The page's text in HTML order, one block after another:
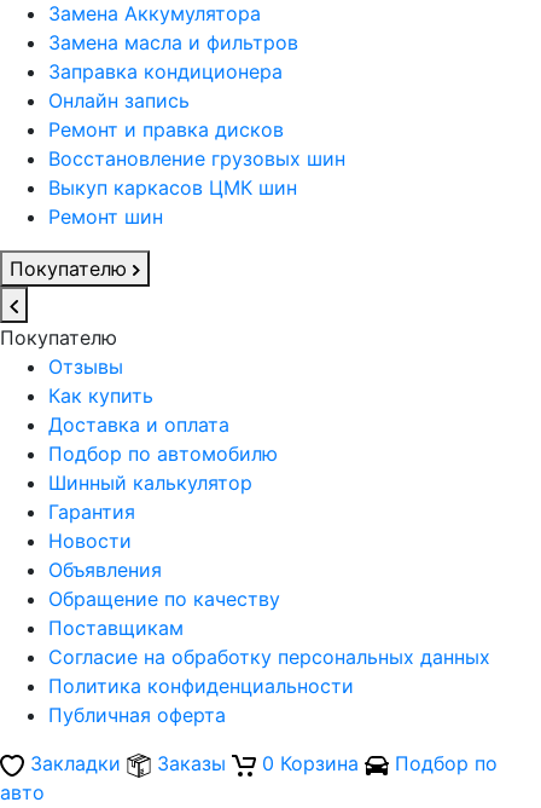
Замена Аккумулятора
Замена масла и фильтров
Заправка кондиционера
Онлайн запись
Ремонт и правка дисков
Восстановление грузовых шин
Выкуп каркасов ЦМК шин
Ремонт шин
Покупателю
Покупателю
Отзывы
Как купить
Доставка и оплата
Подбор по автомобилю
Шинный калькулятор
Гарантия
Новости
Объявления
Обращение по качеству
Поставщикам
Согласие на обработку персональных данных
Политика конфиденциальности
Публичная оферта
Закладки
Заказы 0 Корзина
Подбор по
авто